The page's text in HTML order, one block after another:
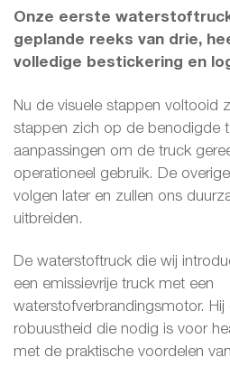
Onze eerste
geplande reeks van drie,
volledige bestickering en
Nu de visuele stappen voltooid
stappen zich op de benodigde
aanpassingen om de truck
operationeel gebruik. De
volgen later en zullen ons
uitbreiden.
De waterstoftruck die wij
een emissievrije truck met een
waterstofverbrandingsmotor.
robuustheid die nodig is voor
met de praktische voordelen